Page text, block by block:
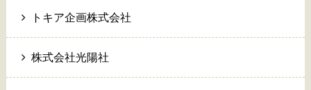
トキア企画株式会社
株式会社光陽社